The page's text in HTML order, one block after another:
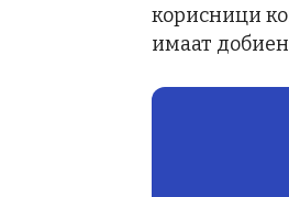
корисници
имаат